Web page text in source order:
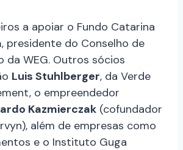
a apoiar o Fundo Catarina
, presidente do Conselho de
da WEG. Outros sócios
Luis Stuhlberger, da Verde
o empreendedor
Kazmierczak (cofundador
além de empresas como
e o Instituto Guga